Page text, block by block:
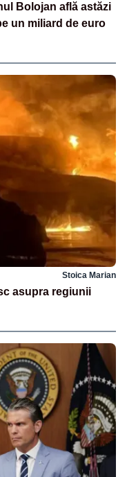
Bolojan află astăzi
un miliard de euro
Stoica Marian
asupra regiunii